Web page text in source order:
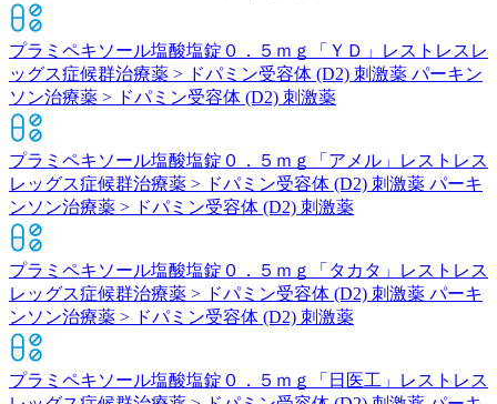
プラミペキソール塩酸塩錠０．５ｍｇ「ＹＤ」
レストレスレ
ッグス症候群治療薬 > ドパミン受容体 (D2) 刺激薬 パーキン
ソン治療薬 > ドパミン受容体 (D2) 刺激薬
プラミペキソール塩酸塩錠０．５ｍｇ「アメル」
レストレス
レッグス症候群治療薬 > ドパミン受容体 (D2) 刺激薬 パーキ
ンソン治療薬 > ドパミン受容体 (D2) 刺激薬
プラミペキソール塩酸塩錠０．５ｍｇ「タカタ」
レストレス
レッグス症候群治療薬 > ドパミン受容体 (D2) 刺激薬 パーキ
ンソン治療薬 > ドパミン受容体 (D2) 刺激薬
プラミペキソール塩酸塩錠０．５ｍｇ「日医工」
レストレス